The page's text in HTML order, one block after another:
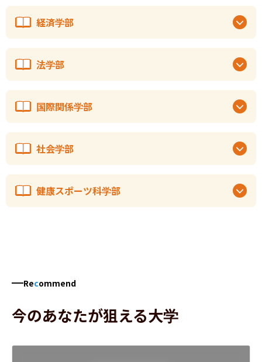
経済学部
法学部
国際関係学部
社会学部
健康スポーツ科学部
Recommend
今のあなたが狙える大学